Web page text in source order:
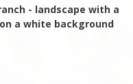
Ft.
- landscape with a
a white background